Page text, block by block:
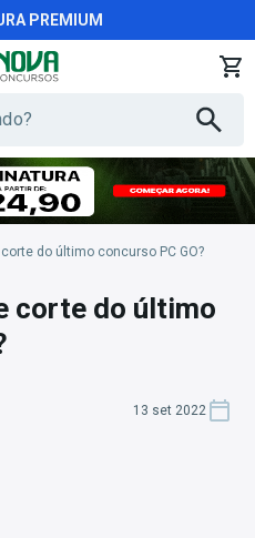
PREMIUM
do último concurso PC GO?
corte do último
13 set 2022